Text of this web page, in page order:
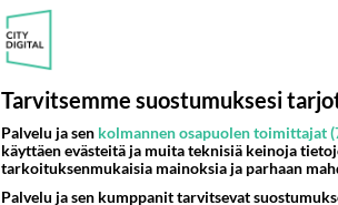
jp on naisten mies ja petturi
meitä ei ikinä olisi edes
vaistosin että hän halusi
hänet aluksi olisi pitänyt pitää
Tarvitsemme suostumuksesi
Palvelu ja sen kolmannen osapuolen toimittajat
käyttäen evästeitä ja muita teknisiä keinoja
tarkoituksenmukaisia mainoksia ja parhaan
Palvelu ja sen kumppanit tarvitsevat